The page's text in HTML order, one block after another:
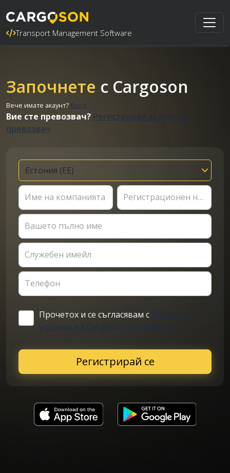
Transport Management Software
Започнете с Cargoson
Вече имате акаунт? Вход
Вие сте превозвач? Регистрирай акаунт за
превозвач
Име на компанията Регистрационен номер
Вашето пълно име
Служебен имейл
Телефон
Прочетох и се съгласявам с
Общите
условия на Cargoson за клиенти
Регистрирай се